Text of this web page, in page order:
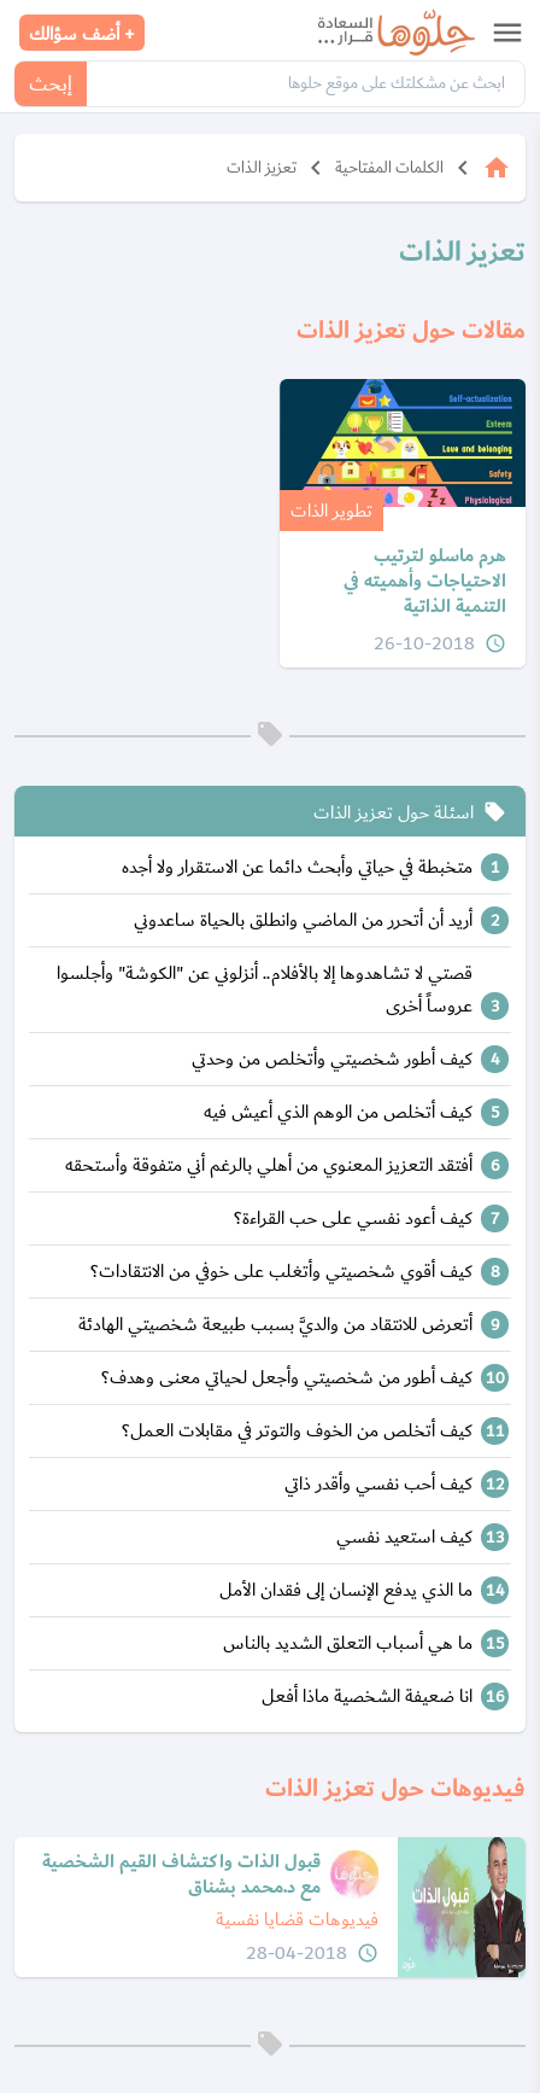
menu
إبحث
+ أضف سؤالك
home
keyboard_arrow_left الكلمات المفتاحية keyboard_arrow_left تعزيز الذات
تعزيز الذات
مقالات حول تعزيز الذات
تطوير الذات
هرم ماسلو لترتيب
الاحتياجات وأهميته في
التنمية الذاتية
query_builder
26-10-2018
local_offer اسئلة حول تعزيز الذات
متخبطة في حياتي وأبحث دائما عن الاستقرار ولا أجده
أريد أن أتحرر من الماضي وانطلق بالحياة ساعدوني
قصتي لا تشاهدوها إلا بالأفلام.. أنزلوني عن "الكوشة" وأجلسوا
عروساً أخرى
كيف أطور شخصيتي وأتخلص من وحدتي
كيف أتخلص من الوهم الذي أعيش فيه
أفتقد التعزيز المعنوي من أهلي بالرغم أني متفوقة وأستحقه
كيف أعود نفسي على حب القراءة؟
كيف أقوي شخصيتي وأتغلب على خوفي من الانتقادات؟
أتعرض للانتقاد من والديَّ بسبب طبيعة شخصيتي الهادئة
كيف أطور من شخصيتي وأجعل لحياتي معنى وهدف؟
كيف أتخلص من الخوف والتوتر في مقابلات العمل؟
كيف أحب نفسي وأقدر ذاتي
كيف استعيد نفسي
ما الذي يدفع الإنسان إلى فقدان الأمل
ما هي أسباب التعلق الشديد بالناس
انا ضعيفة الشخصية ماذا أفعل
فيديوهات حول تعزيز الذات
قبول الذات واكتشاف القيم الشخصية
مع د.محمد بشناق
فيديوهات قضايا نفسية
query_builder
28-04-2018